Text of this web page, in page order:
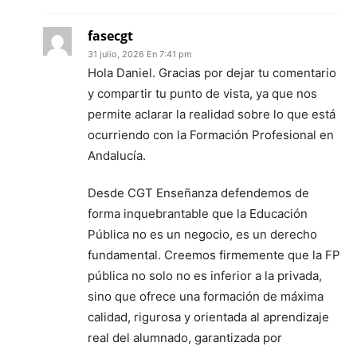
fasecgt
31 julio, 2026 En 7:41 pm
Hola Daniel. Gracias por dejar tu comentario
y compartir tu punto de vista, ya que nos
permite aclarar la realidad sobre lo que está
ocurriendo con la Formación Profesional en
Andalucía.
Desde CGT Enseñanza defendemos de
forma inquebrantable que la Educación
Pública no es un negocio, es un derecho
fundamental. Creemos firmemente que la FP
pública no solo no es inferior a la privada,
sino que ofrece una formación de máxima
calidad, rigurosa y orientada al aprendizaje
real del alumnado, garantizada por